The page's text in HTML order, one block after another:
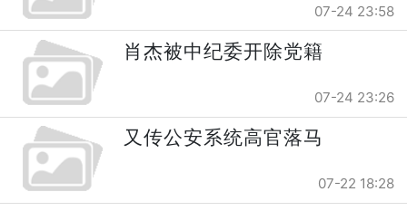
07-24 23:58
肖杰被中纪委开除党籍
07-24 23:26
又传公安系统高官落马
07-22 18:28